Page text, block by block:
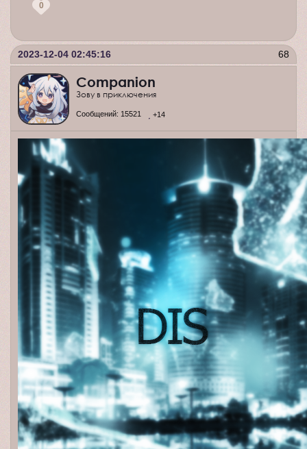
0
68
2023-12-04 02:45:16
Companion
Зову в приключения
Сообщений: 15521 +14